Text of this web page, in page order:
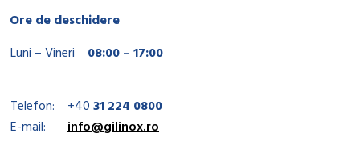
Ore de deschidere
Luni – Vineri
08:00 – 17:00
Telefon: +4031 224 0800
E-mail:
info@gilinox.ro